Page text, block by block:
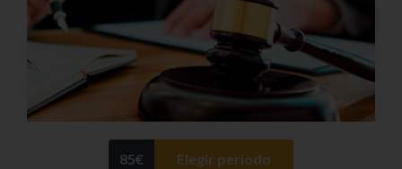
85€ Elegir periodo